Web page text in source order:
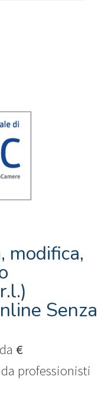
modifica,
Senza
€
professionisti